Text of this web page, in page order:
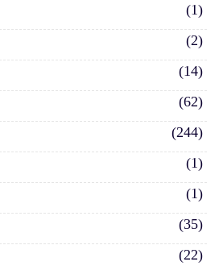
(1)
(2)
(14)
(62)
(244)
(1)
(1)
(35)
(22)